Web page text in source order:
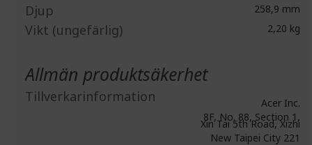
Djup 258,9 mm
Vikt (ungefärlig) 2,20 kg
Allmän produktsäkerhet
Tillverkarinformation
Acer Inc.
8F, No. 88, Section 1,
Xin Tai 5th Road, Xizhi
New Taipei City 221